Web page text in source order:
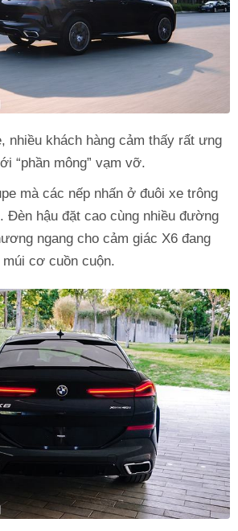
nhiều khách hàng cảm thấy rất ưng
“phần mông” vạm vỡ.
mà các nếp nhấn ở đuôi xe trông
Đèn hậu đặt cao cùng nhiều đường
ngang cho cảm giác X6 đang
cơ cuồn cuộn.